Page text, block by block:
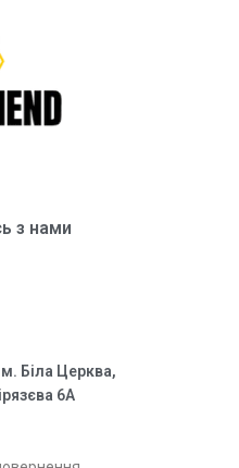
з нами
Біла Церква,
6А